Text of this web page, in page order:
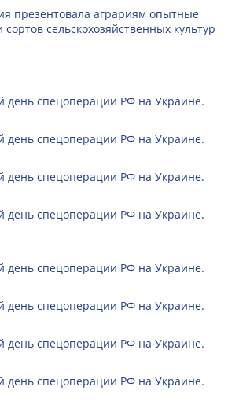
презентовала аграриям опытные
сельскохозяйственных культур
день спецоперации РФ на Украине.
день спецоперации РФ на Украине.
день спецоперации РФ на Украине.
день спецоперации РФ на Украине.
день спецоперации РФ на Украине.
день спецоперации РФ на Украине.
день спецоперации РФ на Украине.
день спецоперации РФ на Украине.